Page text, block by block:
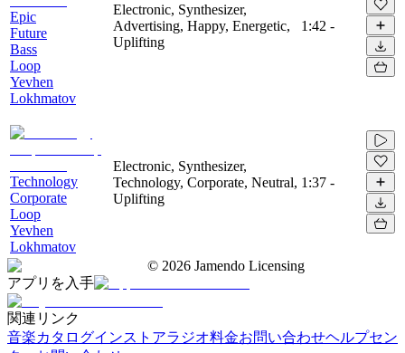
Epic
Future
Bass
Loop
Yevhen
Lokhmatov
Electronic, Synthesizer,
Advertising, Happy, Energetic,
Uplifting
1:42 -
Technology
Corporate
Loop
Yevhen
Lokhmatov
Electronic, Synthesizer,
Technology, Corporate, Neutral,
Uplifting
1:37 -
© 2026 Jamendo Licensing
アプリを入手
関連リンク
音楽カタログインストアラジオ料金お問い合わせヘルプセン